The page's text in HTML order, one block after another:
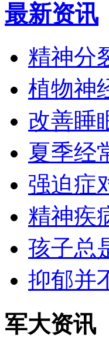
最新资讯
精神分
植物神
改善睡
夏季经
强迫症
精神疾
孩子总
抑郁并
军大资讯